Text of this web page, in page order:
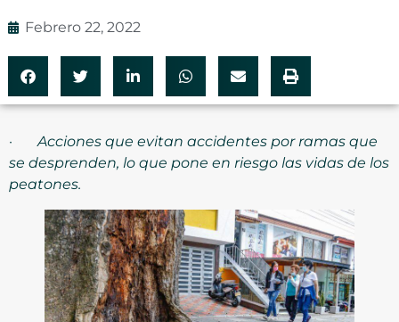
Febrero 22, 2022
·Acciones que evitan accidentes por ramas que
se desprenden, lo que pone en riesgo las vidas de los
peatones.